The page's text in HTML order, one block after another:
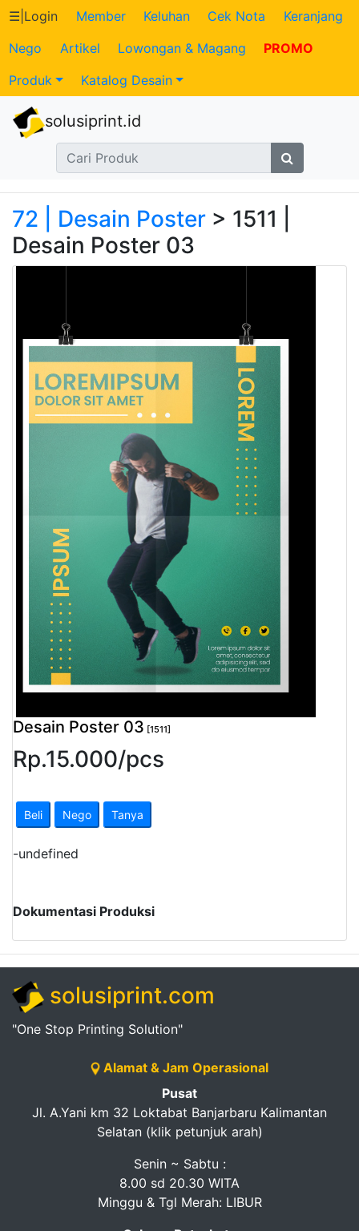
Katalog
Produk
Petugas
Transaksi
Tagihan
Pembayaran
Pendapatan
Fee
Password
Logout
☰ Login Member Keluhan Cek Nota
Keranjang
Nego
Artikel Lowongan & Magang
PROMO
Produk
Katalog Desain
solusiprint.id
72 | Desain Poster > 1511 |
Desain Poster 03
Desain Poster 03 [1511]
Rp.15.000/pcs
Beli Nego Tanya
-undefined
Dokumentasi Produksi
solusiprint.com
"One Stop Printing Solution"
Alamat & Jam Operasional
Pusat
Jl. A.Yani km 32 Loktabat Banjarbaru Kalimantan
Selatan (klik petunjuk arah)
Senin ~ Sabtu :
8.00 sd 20.30 WITA
Minggu & Tgl Merah: LIBUR